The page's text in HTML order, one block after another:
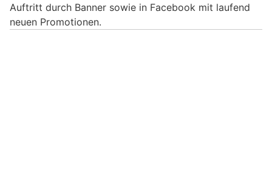
Auftritt durch Banner sowie in Facebook mit laufend
neuen Promotionen.